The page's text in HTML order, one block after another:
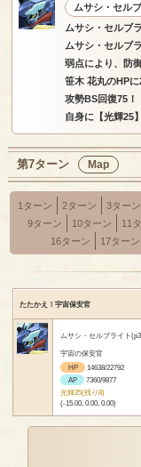
ムサシ・セル
ムサシ・セルブ
ムサシ・セルブ
弱点により、防
笹木 花丸のHPに
攻勢BS回復75
自身に【光輝25
第7ターン Map
1ターン 2ターン 3ターン
9ターン
10ターン 11
16ターン
17ターン
たたかえ！宇宙保安官
ムサシ・セルブライト
宇宙の保安官
HP
14638/22792
AP
7360/9877
光輝25(残り8)
(-15.00, 0.00, 0.00)